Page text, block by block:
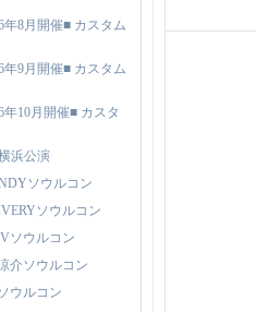
年8月開催■ カスタム
年9月開催■ カスタム
年10月開催■ カスタ
浜公演
ソウルコン
ソウルコン
ソウルコン
介ソウルコン
ウルコン